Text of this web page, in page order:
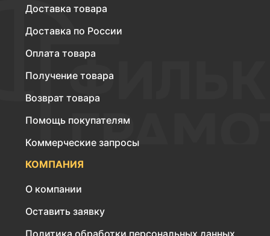
Доставка товара
Доставка по России
Оплата товара
Получение товара
Возврат товара
Помощь покупателям
Коммерческие запросы
КОМПАНИЯ
О компании
Оставить заявку
Политика обработки персональных данных